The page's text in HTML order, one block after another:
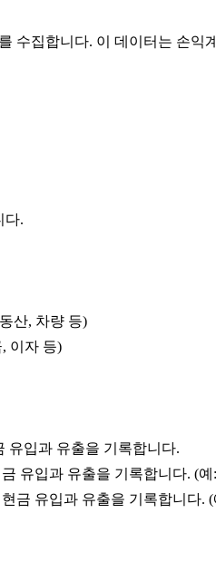
수집합니다. 이 데이터는 손익
다.
산, 차량 등)
이자 등)
유입과 유출을 기록합니다.
유입과 유출을 기록합니다. (
금 유입과 유출을 기록합니다.